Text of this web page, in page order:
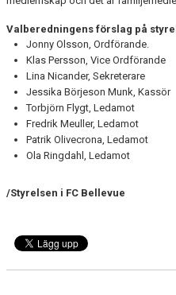
SKADEBEHANDLING
VÄRDEGRUND
FOTBOLLSCAMP 2026
TRÄNARUTBILDNING
SUPPORTERPRYLAR
GÅBOLL
Valberedningens förslag på
Jonny Olsson, Ordförande.
Klas Persson, Vice Ordförande
Lina Nicander, Sekreterare
Jessika Börjeson Munk, Kassör
Torbjörn Flygt, Ledamot
Fredrik Meuller, Ledamot
Patrik Olivecrona, Ledamot
Ola Ringdahl, Ledamot
/Styrelsen i FC Bellevue